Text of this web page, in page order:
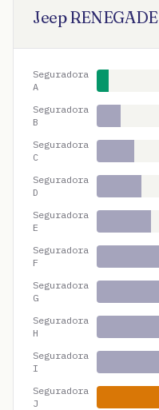
JeepRENEGADE
Seguradora
A
Seguradora
B
Seguradora
C
Seguradora
D
Seguradora
E
Seguradora
F
Seguradora
G
Seguradora
H
Seguradora
I
Seguradora
J